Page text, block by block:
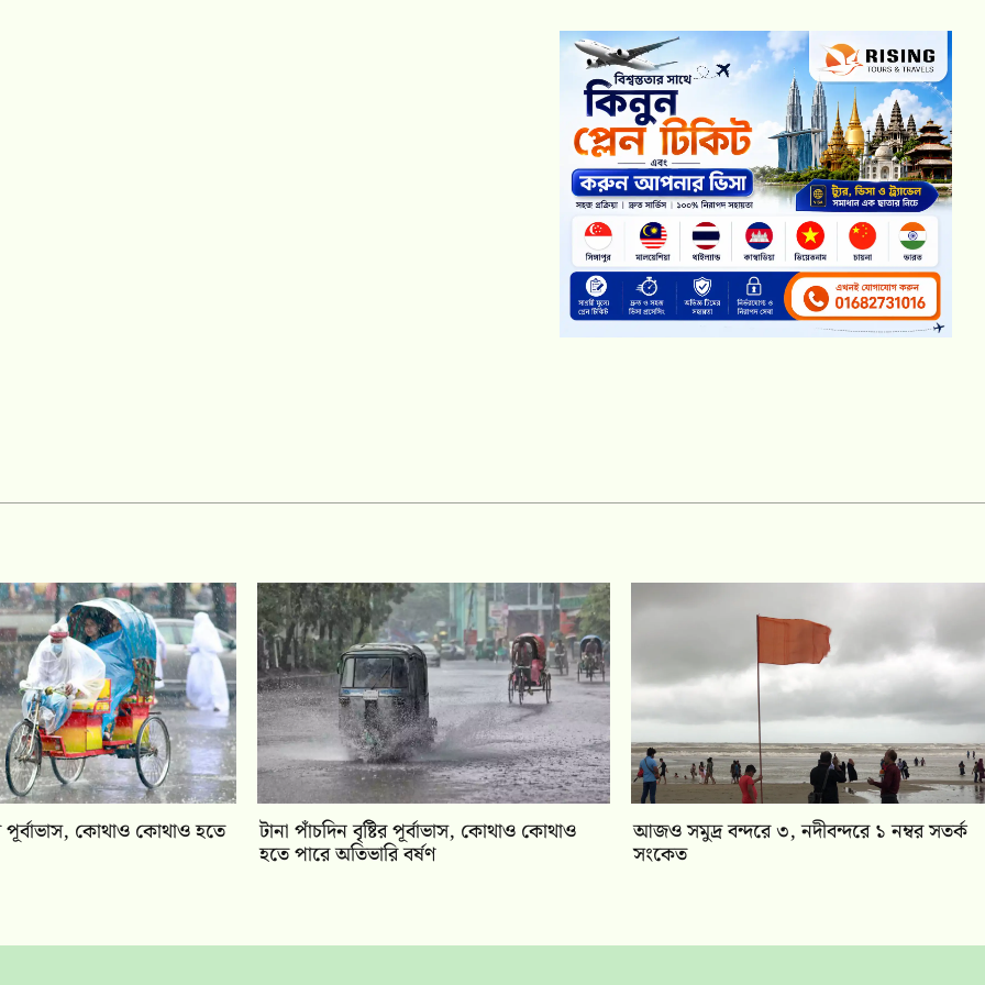
পূর্বাভাস, কোথাও কোথাও হতে টানা পাঁচদিন বৃষ্টির পূর্বাভাস, কোথাও কোথাও
হতে পারে অতিভারি বর্ষণ
আজও সমুদ্র বন্দরে ৩, নদীবন্দরে ১ নম্বর সতর্ক
সংকেত